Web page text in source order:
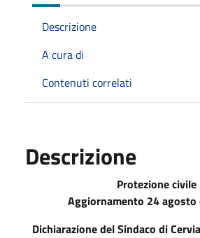
Descrizione
A cura di
Contenuti correlati
Descrizione
Protezione civile
Aggiornamento 24 agosto
Dichiarazione del Sindaco di